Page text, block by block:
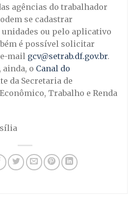
agências do trabalhador
se cadastrar
ou pelo aplicativo
é possível solicitar
mail gcv@setrab.df.gov.br.
o Canal do
da Secretaria de
Trabalho e Renda